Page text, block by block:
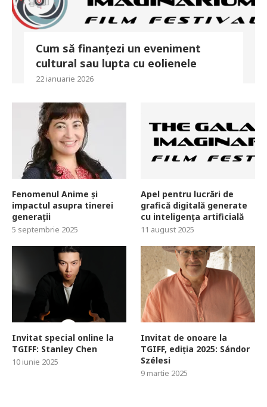
Cum să finanțezi un eveniment
cultural sau lupta cu eolienele
22 ianuarie 2026
Fenomenul Anime și
impactul asupra tinerei
generații
5 septembrie 2025
Apel pentru lucrări de
grafică digitală generate
cu inteligența artificială
11 august 2025
Invitat special online la
TGIFF: Stanley Chen
10 iunie 2025
Invitat de onoare la
TGIFF, ediția 2025: Sándor
Szélesi
9 martie 2025